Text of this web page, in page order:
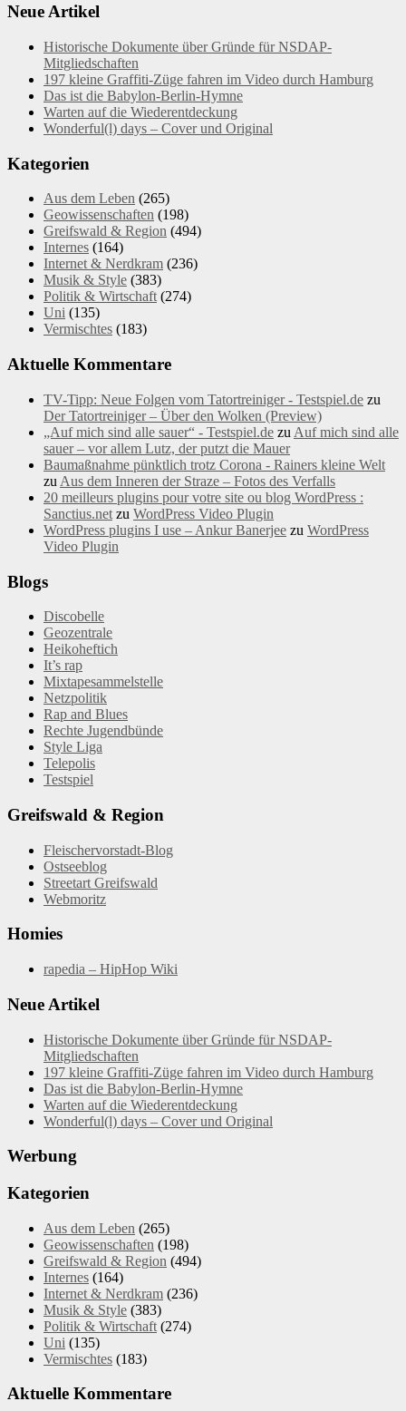
Neue Artikel
Historische Dokumente über Gründe für NSDAP-
Mitgliedschaften
197 kleine Graffiti-Züge fahren im Video durch Hamburg
Das ist die Babylon-Berlin-Hymne
Warten auf die Wiederentdeckung
Wonderful(l) days – Cover und Original
Kategorien
Aus dem Leben (265)
Geowissenschaften (198)
Greifswald & Region (494)
Internes (164)
Internet & Nerdkram (236)
Musik & Style (383)
Politik & Wirtschaft (274)
Uni (135)
Vermischtes (183)
Aktuelle Kommentare
TV-Tipp: Neue Folgen vom Tatortreiniger - Testspiel.de zu
Der Tatortreiniger – Über den Wolken (Preview)
„Auf mich sind alle sauer“ - Testspiel.de zu Auf mich sind alle
sauer – vor allem Lutz, der putzt die Mauer
Baumaßnahme pünktlich trotz Corona - Rainers kleine Welt
zu Aus dem Inneren der Straze – Fotos des Verfalls
20 meilleurs plugins pour votre site ou blog WordPress :
Sanctius.net zu WordPress Video Plugin
WordPress plugins I use – Ankur Banerjee zu WordPress
Video Plugin
Blogs
Discobelle
Geozentrale
Heikoheftich
It’s rap
Mixtapesammelstelle
Netzpolitik
Rap and Blues
Rechte Jugendbünde
Style Liga
Telepolis
Testspiel
Greifswald & Region
Fleischervorstadt-Blog
Ostseeblog
Streetart Greifswald
Webmoritz
Homies
rapedia – HipHop Wiki
Neue Artikel
Historische Dokumente über Gründe für NSDAP-
Mitgliedschaften
197 kleine Graffiti-Züge fahren im Video durch Hamburg
Das ist die Babylon-Berlin-Hymne
Warten auf die Wiederentdeckung
Wonderful(l) days – Cover und Original
Werbung
Kategorien
Aus dem Leben (265)
Geowissenschaften (198)
Greifswald & Region (494)
Internes (164)
Internet & Nerdkram (236)
Musik & Style (383)
Politik & Wirtschaft (274)
Uni (135)
Vermischtes (183)
Aktuelle Kommentare